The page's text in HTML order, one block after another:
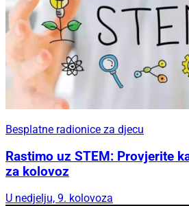
Besplatne radionice za djecu
Rastimo uz STEM: Provjerite
za kolovoz
U nedjelju, 9. kolovoza